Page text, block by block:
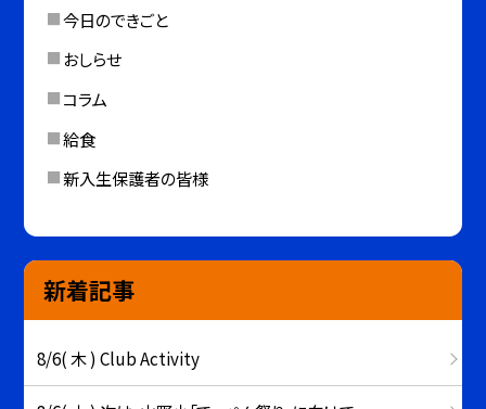
今日のできごと
おしらせ
コラム
給食
新入生保護者の皆様
新着記事
8/6( 木 ) Club Activity